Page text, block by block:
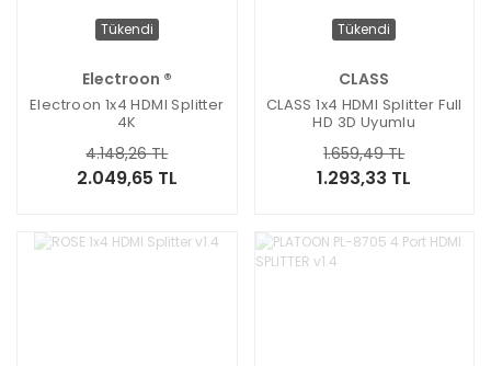
Tükendi
Electroon ®
Electroon 1x4 HDMI Splitter
4K
2.049,65 TL
4.148,26 TL
Tükendi
CLASS
CLASS 1x4 HDMI Splitter Full
HD 3D Uyumlu
1.293,33 TL
1.659,49 TL